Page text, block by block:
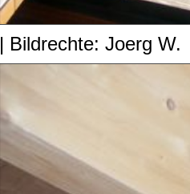
| Bildrechte: Joerg W.